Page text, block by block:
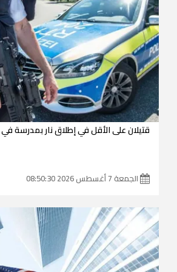
قتيلان على الأقل في إطلاق نار بمدرسة في
الجمعة 7 أغسطس 2026 08:50:30